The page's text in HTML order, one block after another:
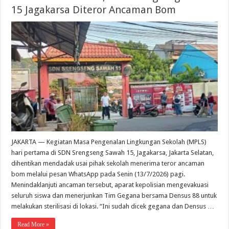
15 Jagakarsa Diteror Ancaman Bom
JAKARTA — Kegiatan Masa Pengenalan Lingkungan Sekolah (MPLS)
hari pertama di SDN Srengseng Sawah 15, Jagakarsa, Jakarta Selatan,
dihentikan mendadak usai pihak sekolah menerima teror ancaman
bom melalui pesan WhatsApp pada Senin (13/7/2026) pagi.
Menindaklanjuti ancaman tersebut, aparat kepolisian mengevakuasi
seluruh siswa dan menerjunkan Tim Gegana bersama Densus 88 untuk
melakukan sterilisasi di lokasi. “Ini sudah dicek gegana dan Densus …
Read More »